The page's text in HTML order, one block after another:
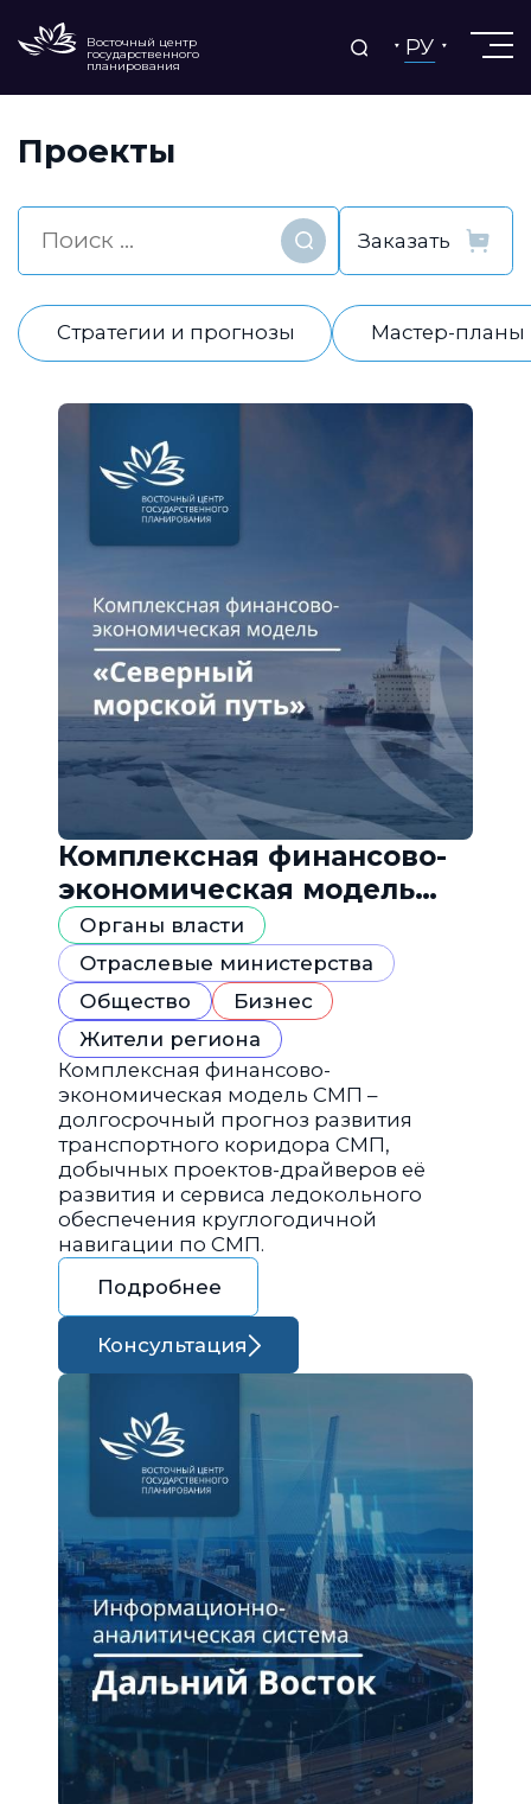
Восточный центр
государственного
планирования
РУ
Проекты
Найти
Стратегии и прогнозы Мастер-планы
Комплексная финансово-
экономическая модель
«Северный морской путь»
Органы власти
Отраслевые министерства
Общество
Бизнес
Жители региона
Комплексная финансово-
экономическая модель СМП –
долгосрочный прогноз развития
транспортного коридора СМП,
добычных проектов-драйверов её
развития и сервиса ледокольного
обеспечения круглогодичной
навигации по СМП.
Подробнее
Консультация